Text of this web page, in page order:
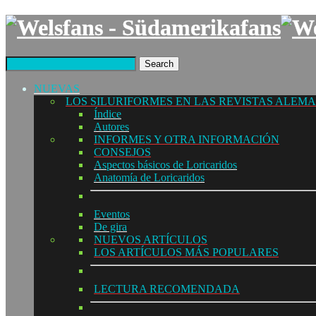
Search
NUEVAS
LOS SILURIFORMES EN LAS REVISTAS
Índice
Autores
INFORMES Y OTRA INFORMACIÓN
CONSEJOS
Aspectos básicos de Loricaridos
Anatomía de Loricaridos
Eventos
De gira
NUEVOS ARTÍCULOS
LOS ARTÍCULOS MÁS POPULARES
LECTURA RECOMENDADA